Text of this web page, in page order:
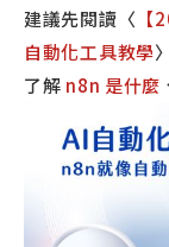
建議先閱讀〈
自動化工具教學
了解 n8n 是什麼